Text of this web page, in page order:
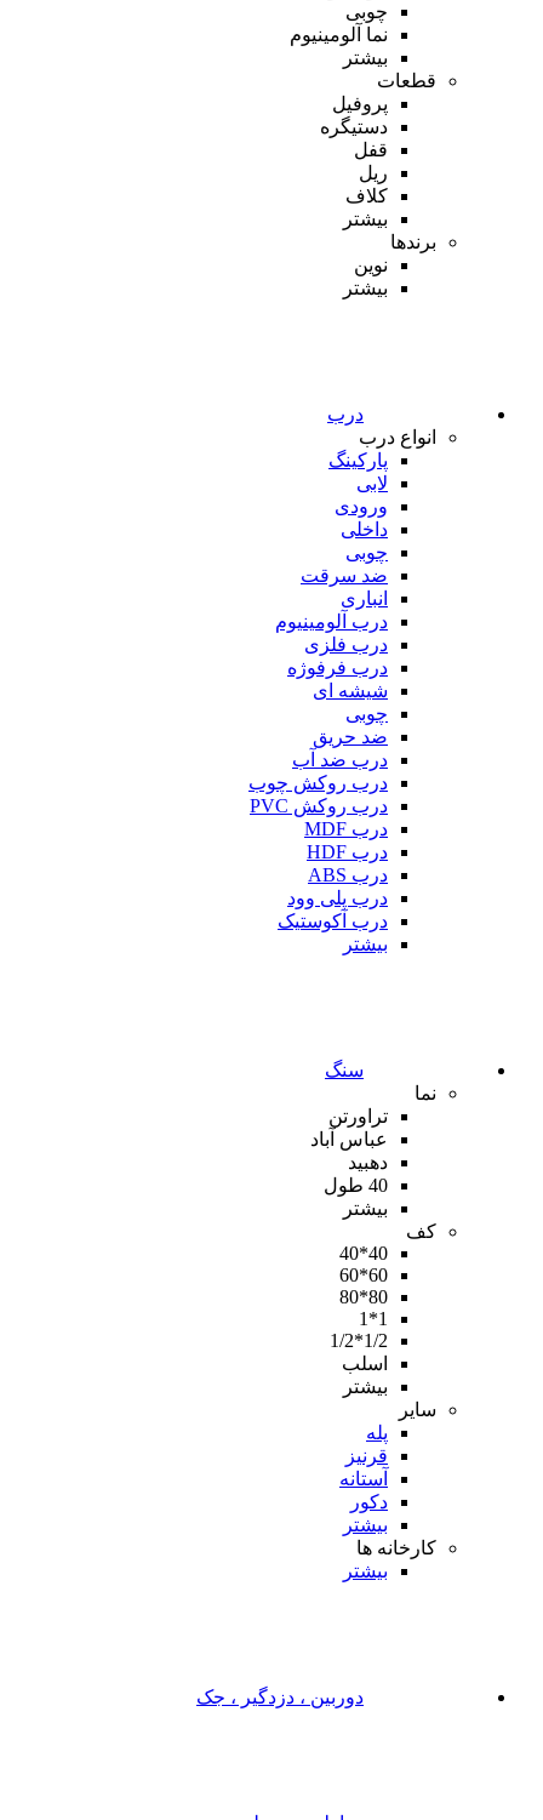
چوبی
نما آلومینیوم
بیشتر
قطعات
پروفیل
دستیگره
قفل
ریل
کلاف
بیشتر
برندها
نوین
بیشتر
درب
انواع درب
پارکینگ
لابی
ورودی
داخلی
چوبی
ضد سرقت
انباری
درب آلومینیوم
درب فلزی
درب فرفوژه
شیشه ای
چوبی
ضد حریق
درب ضد آب
درب روکش چوب
درب روکش PVC
درب MDF
درب HDF
درب ABS
درب پلی وود
درب آکوستیک
بیشتر
سنگ
نما
تراورتن
عباس آباد
دهبید
40 طول
بیشتر
کف
40*40
60*60
80*80
1*1
1/2*1/2
اسلب
بیشتر
سایر
پله
قرنیز
آستانه
دکور
بیشتر
کارخانه ها
بیشتر
دوربین ، دزدگیر ، جک